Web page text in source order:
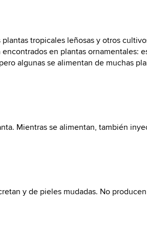
tropicales leñosas y otros
en plantas ornamentales:
algunas se alimentan de muchas
Mientras se alimentan, también
y de pieles mudadas. No producen